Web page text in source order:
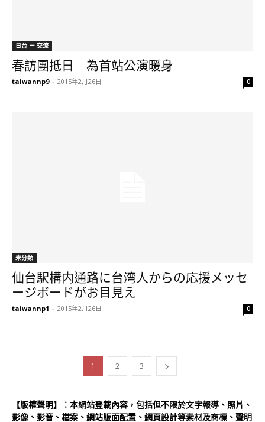
日台 ー 交流
春訪團抵日 為首站公演暖身
taiwannp9 - 2015年2月26日 0
未分類
仙台駅構内通路に台湾人からの応援メッセ
ージボードがお目見え
taiwannp1 - 2015年2月26日 0
1 2 3
【版權聲明】：本網站登載內容，包括但不限於文字報導、照片、
影像、影音、檔案、網站版面配置、網頁設計等素材及商標、聲明